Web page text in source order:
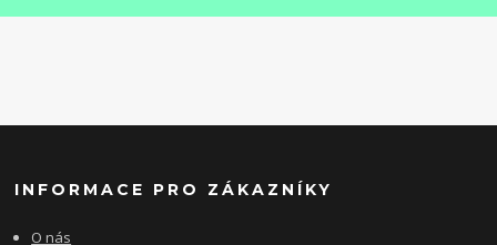
INFORMACE PRO ZÁKAZNÍKY
O nás